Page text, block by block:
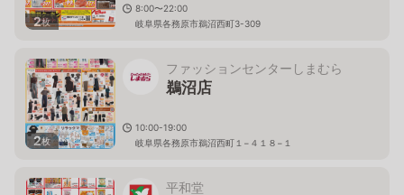
2枚
8:00〜22:00
岐阜県各務原市鵜沼西町3-309
2枚
ファッションセンターしまむら
鵜沼店
10:00-19:00
岐阜県各務原市鵜沼西町１−４１８−１
平和堂